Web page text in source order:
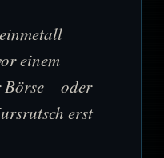
einem
Börse – oder
erst